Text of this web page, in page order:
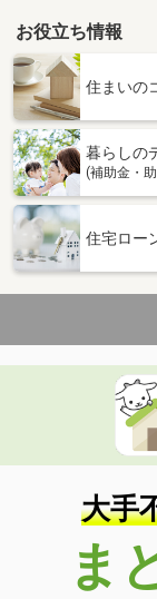
大分県別府市北中
専
間
大分県大分市明
専
大分県中津市大
専
大分県大分市大
お役立ち情報
住まいの
暮らしの
(補助金・
住宅ロー
大手
ま